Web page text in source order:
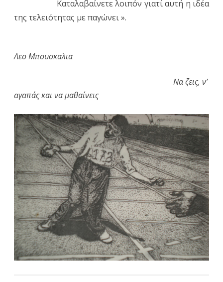
Καταλαβαίνετε λοιπόν γιατί αυτή η ιδέα
της τελειότητας με παγώνει ».
Λεο Μπουσκαλια
Να ζεις, ν’
αγαπάς και να μαθαίνεις